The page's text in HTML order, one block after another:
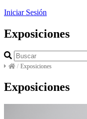
Iniciar Sesión
Exposiciones
/ Exposiciones
Exposiciones